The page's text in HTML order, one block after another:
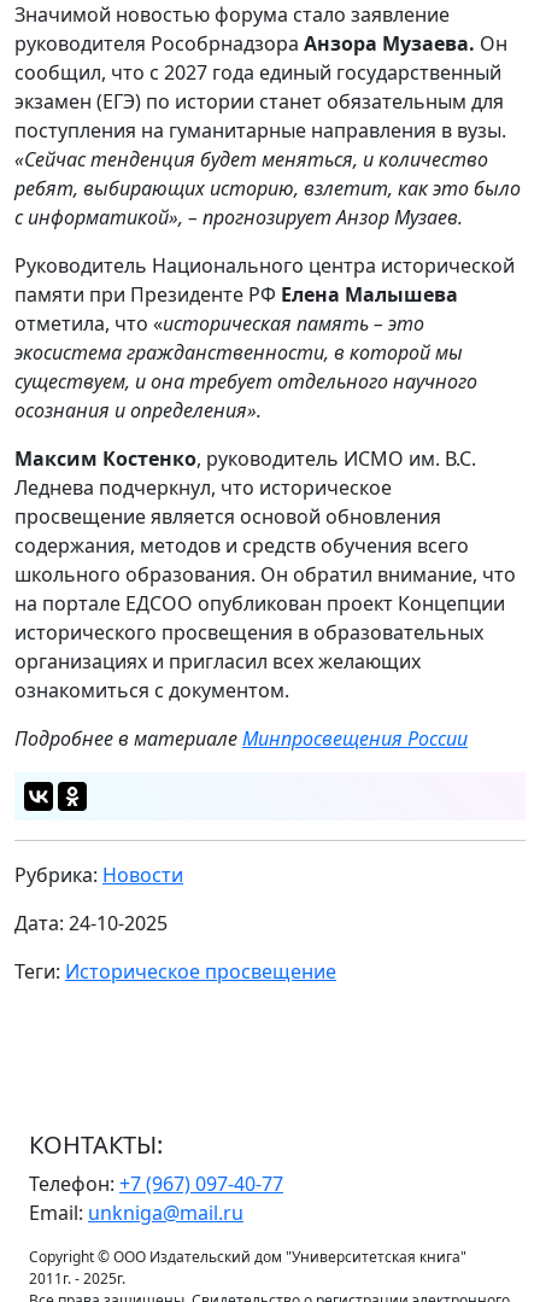
Значимой новостью форума стало заявление
руководителя Рособрнадзора Анзора Музаева. Он
сообщил, что с 2027 года единый государственный
экзамен (ЕГЭ) по истории станет обязательным для
поступления на гуманитарные направления в вузы.
«Сейчас тенденция будет меняться, и количество
ребят, выбирающих историю, взлетит, как это было
с информатикой», – прогнозирует Анзор Музаев.
Руководитель Национального центра исторической
памяти при Президенте РФ Елена Малышева
отметила, что «историческая память – это
экосистема гражданственности, в которой мы
существуем, и она требует отдельного научного
осознания и определения».
Максим Костенко, руководитель ИСМО им. В.С.
Леднева подчеркнул, что историческое
просвещение является основой обновления
содержания, методов и средств обучения всего
школьного образования. Он обратил внимание, что
на портале ЕДСОО опубликован проект Концепции
исторического просвещения в образовательных
организациях и пригласил всех желающих
ознакомиться с документом.
Подробнее в материалеМинпросвещения России
Рубрика: Новости
Дата: 24-10-2025
Теги: Историческое просвещение
КОНТАКТЫ:
Телефон: +7 (967) 097-40-77
Email: unkniga@mail.ru
Copyright © ООО Издательский дом "Университетская книга"
2011г. - 2025г.